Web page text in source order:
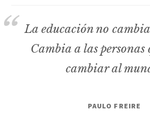
La educación no
Cambia a las personas
cambiar al
PAULO FREIRE